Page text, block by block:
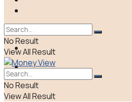
ΕΛΛΑΔΑ
ΑΠΟΨΕΙΣ
LIFE & CULTURE
No Result
View All Result
No Result
View All Result